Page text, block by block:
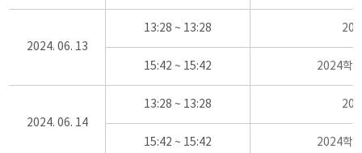
2024. 06. 13
13:28 ~ 13:28
15:42 ~ 15:42 2024학
2024. 06. 14
13:28 ~ 13:28
15:42 ~ 15:42 2024학